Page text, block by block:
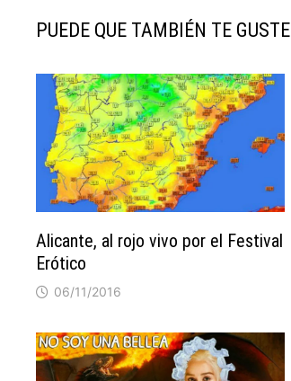
PUEDE QUE TAMBIÉN TE GUSTE
Alicante, al rojo vivo por el Festival
Erótico
06/11/2016